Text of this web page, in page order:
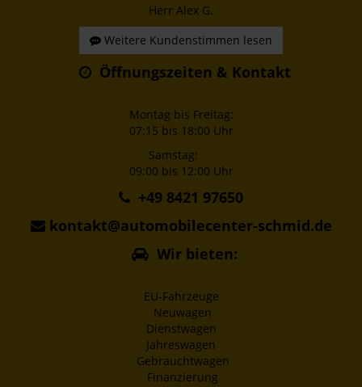
Herr Alex G.
Weitere Kundenstimmen lesen
Öffnungszeiten & Kontakt
Montag bis Freitag:
07:15 bis 18:00 Uhr
Samstag:
09:00 bis 12:00 Uhr
+49 8421 97650
kontakt@automobilecenter-schmid.de
Wir bieten:
EU-Fahrzeuge
Neuwagen
Dienstwagen
Jahreswagen
Gebrauchtwagen
Finanzierung